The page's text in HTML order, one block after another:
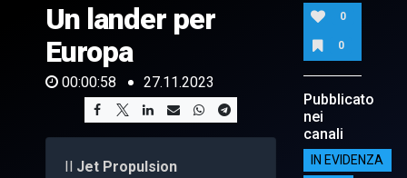
Un lander per
Europa
00:00:58 27.11.2023
Il Jet Propulsion
0
0
Pubblicato
nei
canali
IN EVIDENZA